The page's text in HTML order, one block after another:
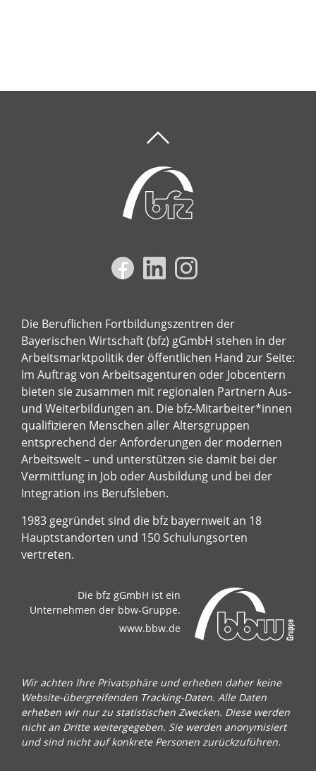
Die Beruflichen Fortbildungszentren der
Bayerischen Wirtschaft (bfz) gGmbH stehen in der
Arbeitsmarktpolitik der öffentlichen Hand zur Seite:
Im Auftrag von Arbeitsagenturen oder Jobcentern
bieten sie zusammen mit regionalen Partnern Aus-
und Weiterbildungen an. Die bfz-Mitarbeiter*innen
qualifizieren Menschen aller Altersgruppen
entsprechend der Anforderungen der modernen
Arbeitswelt – und unterstützen sie damit bei der
Vermittlung in Job oder Ausbildung und bei der
Integration ins Berufsleben.
1983 gegründet sind die bfz bayernweit an 18
Hauptstandorten und 150 Schulungsorten
vertreten.
Die bfz gGmbH ist ein
Unternehmen der bbw-Gruppe.
www.bbw.de
Wir achten Ihre Privatsphäre und erheben daher keine
Website-übergreifenden Tracking-Daten. Alle Daten
erheben wir nur zu statistischen Zwecken. Diese werden
nicht an Dritte weitergegeben. Sie werden anonymisiert
und sind nicht auf konkrete Personen zurückzuführen.